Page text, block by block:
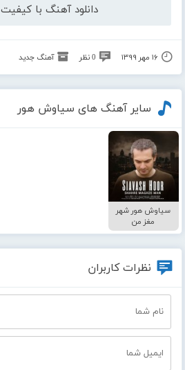
دانلود آهنگ با کیفیت 128
۱۶ مهر ۱۳۹۹ 0 نظر آهنگ جدید
سایر آهنگ های سیاوش هور
سیاوش هور شهر
مغز من
نظرات کاربران